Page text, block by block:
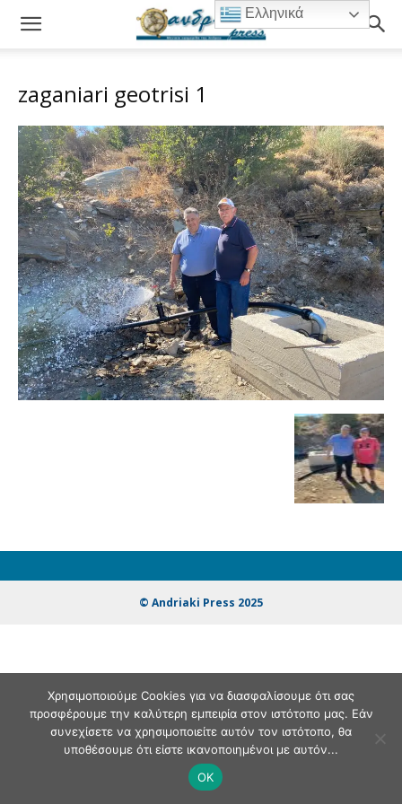
zaganiari geotrisi 1
© Andriaki Press 2025
Ελληνικά
Χρησιμοποιούμε Cookies για να διασφαλίσουμε ότι σας
προσφέρουμε την καλύτερη εμπειρία στον ιστότοπο μας. Εάν
συνεχίσετε να χρησιμοποιείτε αυτόν τον ιστότοπο, θα
υποθέσουμε ότι είστε ικανοποιημένοι με αυτόν...
OK